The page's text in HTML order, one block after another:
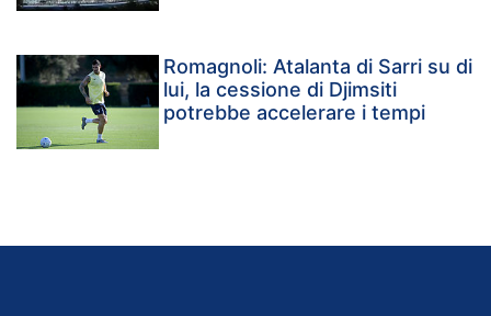
Romagnoli: Atalanta di Sarri su di
lui, la cessione di Djimsiti
potrebbe accelerare i tempi